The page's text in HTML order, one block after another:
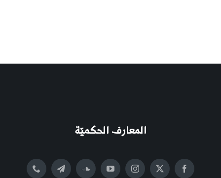
المعارف الحكميّة